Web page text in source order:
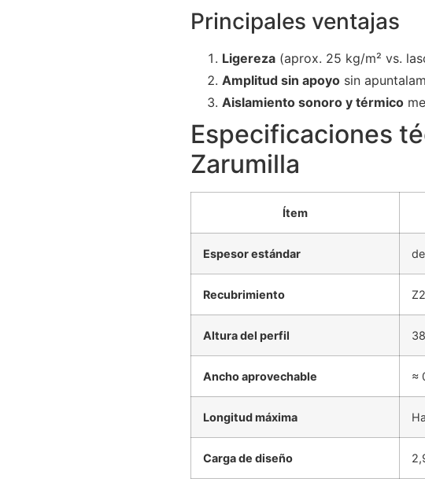
Principales ventajas
Ligereza (aprox. 25 kg/m² vs.
Amplitud sin apoyo sin
Aislamiento sonoro y térmico
Especificaciones
Zarumilla
Ítem
Espesor estándar
Recubrimiento
Altura del perfil
Ancho aprovechable ≈
Longitud máxima
Carga de diseño